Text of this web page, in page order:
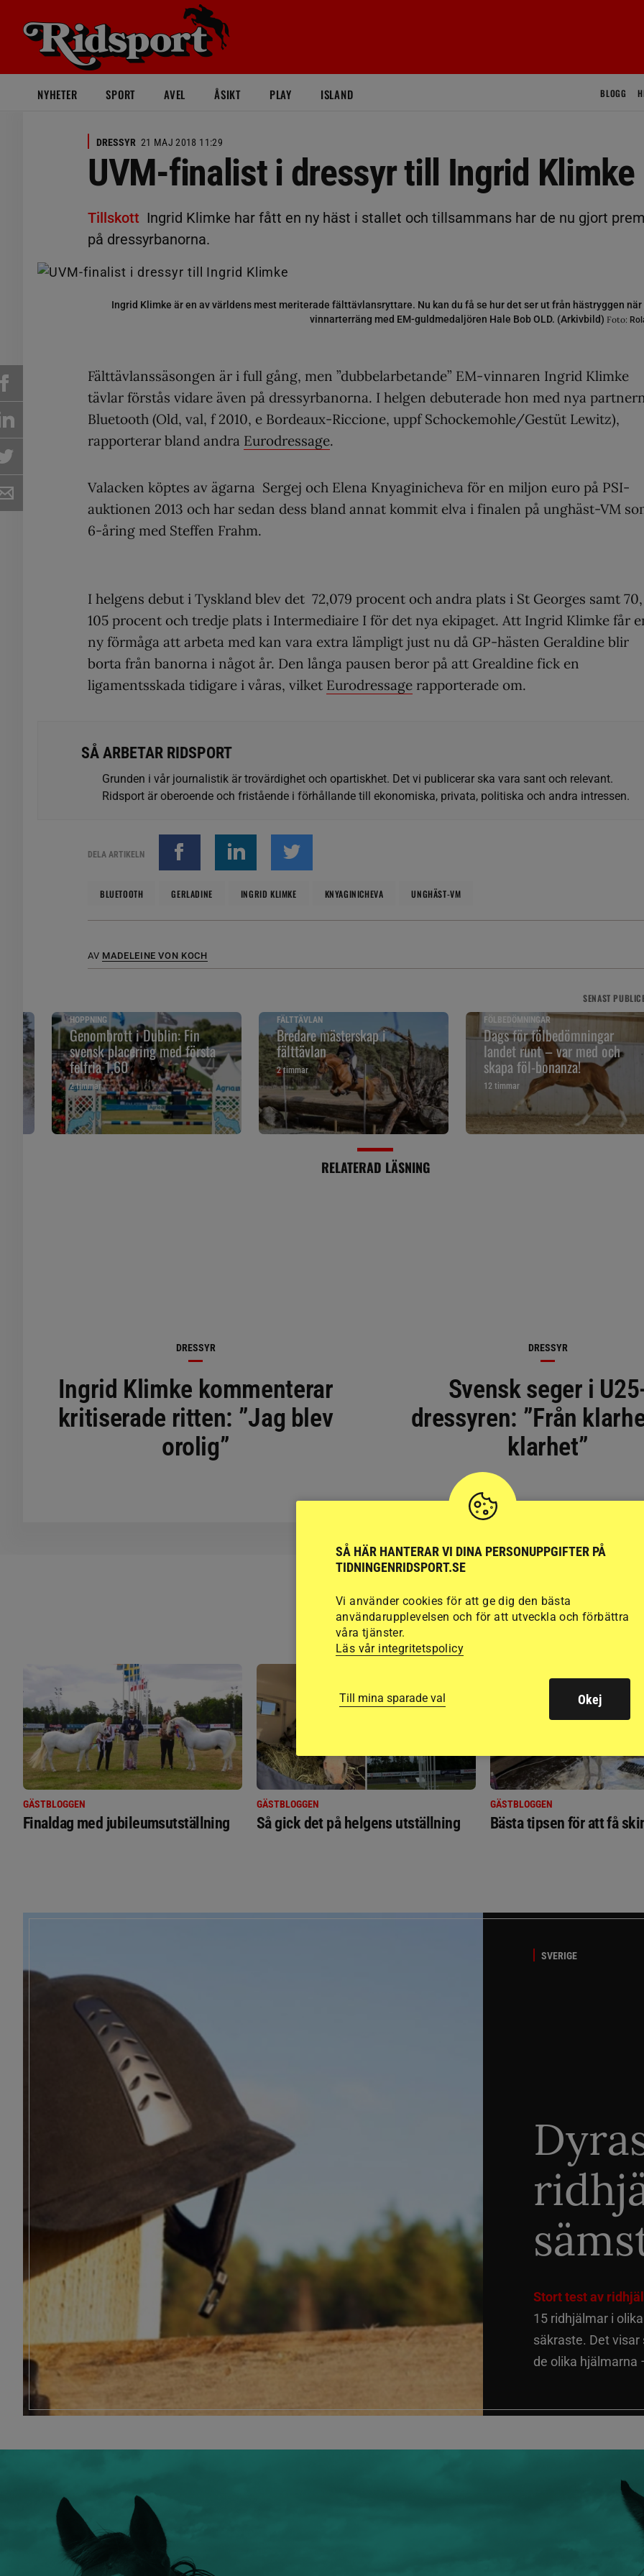
NYHETER SPORT AVEL ÅSIKT PLAY ISLAND BLOGG
DRESSYR 21 MAJ 2018 11:29
UVM-finalist i dressyr till Ingrid Klimke
Tillskott Ingrid Klimke har fått en ny häst i stallet och tillsammans har de nu gjort
på dressyrbanorna.
Ingrid Klimke är en av världens mest meriterade fälttävlansryttare. Nu kan du få se hur det ser ut från hästryggen när
vinnarterräng med EM-guldmedaljören Hale Bob OLD. (Arkivbild) Foto:
Fälttävlanssäsongen är i full gång, men ”dubbelarbetande” EM-vinnaren Ingrid Klimke
tävlar förstås vidare även på dressyrbanorna. I helgen debuterade hon med nya partnern
Bluetooth (Old, val, f 2010, e Bordeaux-Riccione, uppf Schockemohle/Gestüt Lewitz),
rapporterar bland andra Eurodressage.
Valacken köptes av ägarna Sergej och Elena Knyaginicheva för en miljon euro på PSI-
auktionen 2013 och har sedan dess bland annat kommit elva i finalen på unghäst-VM
6-åring med Steffen Frahm.
I helgens debut i Tyskland blev det 72,079 procent och andra plats i St Georges samt 70,
105 procent och tredje plats i Intermediaire I för det nya ekipaget. Att Ingrid Klimke får
ny förmåga att arbeta med kan vara extra lämpligt just nu då GP-hästen Geraldine blir
borta från banorna i något år. Den långa pausen beror på att Grealdine fick en
ligamentsskada tidigare i våras, vilket Eurodressage rapporterade om.
SÅ ARBETAR RIDSPORT
Grunden i vår journalistik är trovärdighet och opartiskhet. Det vi publicerar ska vara sant och relevant.
Ridsport är oberoende och fristående i förhållande till ekonomiska, privata, politiska och andra intressen.
DELA ARTIKELN
BLUETOOTH GERLADINE INGRID KLIMKE KNYAGINICHEVA UNGHÄST-VM
AV MADELEINE VON KOCH
SENAST
HOPPNING
Genombrott i Dublin: Fin
svensk placering med första
felfria 1,60
2 timmar
FÄLTTÄVLAN
Bredare mästerskap i
fälttävlan
2 timmar
FÖLBEDÖMNINGAR
Dags för fölbedömningar
landet runt – var med och
skapa föl-bonanza!
12 timmar
RELATERAD LÄSNING
DRESSYR
Ingrid Klimke kommenterar
kritiserade ritten: ”Jag blev
orolig”
DRESSYR
Svensk seger i
dressyren: ”Från
klarhet”
BLOGGAR
GÄSTBLOGGEN
Finaldag med jubileumsutställning
GÄSTBLOGGEN
Så gick det på helgens utställning
GÄSTBLOGGEN
Bästa tipsen för att få
SVERIGE
Stort test av
15 ridhjälmar i
säkraste. Det
de olika hjälmarna
SÅ HÄR HANTERAR VI DINA PERSONUPPGIFTER PÅ
TIDNINGENRIDSPORT.SE
Vi använder cookies för att ge dig den bästa
användarupplevelsen och för att utveckla och förbättra
våra tjänster.
Läs vår integritetspolicy
Till mina sparade val Okej